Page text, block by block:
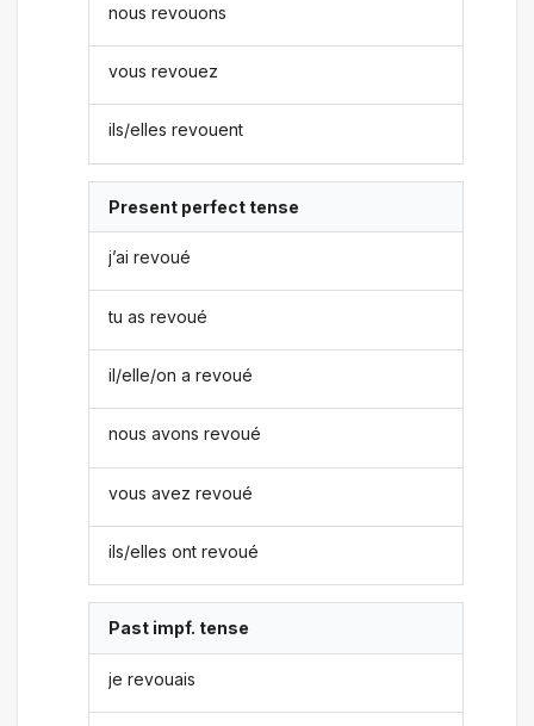
nous revouons
vous revouez
ils/elles revouent
Present perfect tense
j’ai revoué
tu as revoué
il/elle/on a revoué
nous avons revoué
vous avez revoué
ils/elles ont revoué
Past impf. tense
je revouais